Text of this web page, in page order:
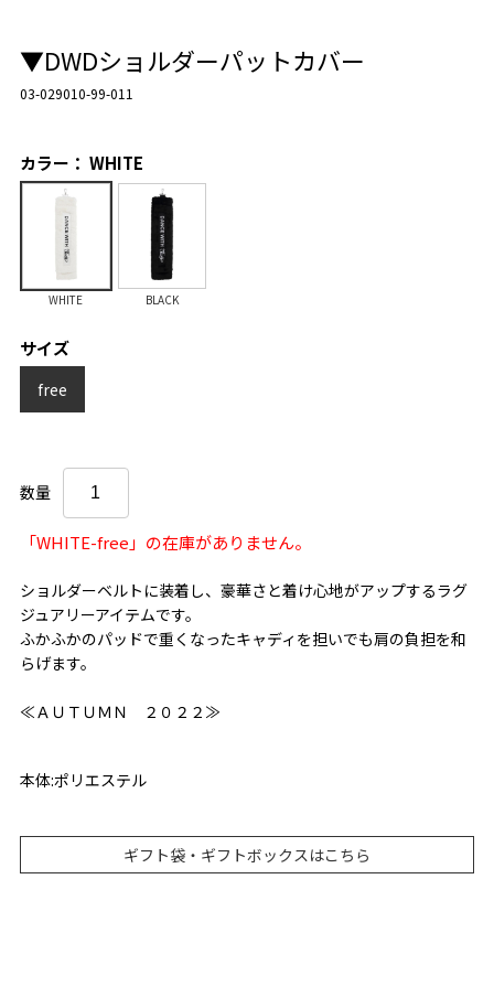
▼DWDショルダーパットカバー
03-029010-99-011
カラー： WHITE
WHITE BLACK
サイズ
free
数量
「WHITE-free」の在庫がありません。
ショルダーベルトに装着し、豪華さと着け心地がアップするラグ
ジュアリーアイテムです。
ふかふかのパッドで重くなったキャディを担いでも肩の負担を和
らげます。
≪ＡＵＴＵＭＮ ２０２２≫
本体:ポリエステル
ギフト袋・ギフトボックスはこちら